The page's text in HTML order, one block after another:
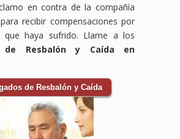
en contra de la compañía
recibir compensaciones por
que haya sufrido. Llame a los
de Resbalón y Caída en
de Resbalón y Caída